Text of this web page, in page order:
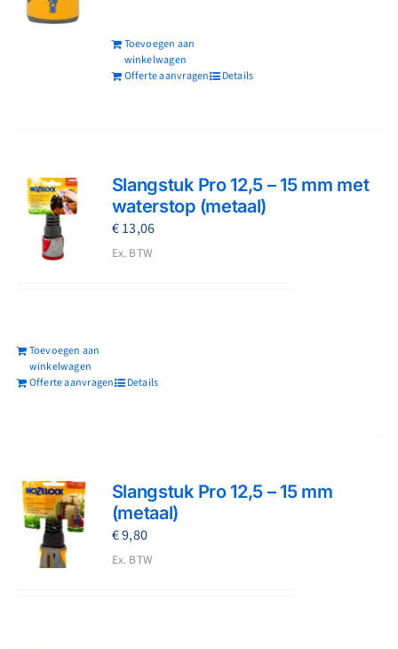
Toevoegen aan
winkelwagen
Offerte aanvragen
Details
Slangstuk Pro 12,5 – 15 mm met
waterstop (metaal)
€13,06
Ex. BTW
Toevoegen aan
winkelwagen
Offerte aanvragen
Details
Slangstuk Pro 12,5 – 15 mm
(metaal)
€9,80
Ex. BTW